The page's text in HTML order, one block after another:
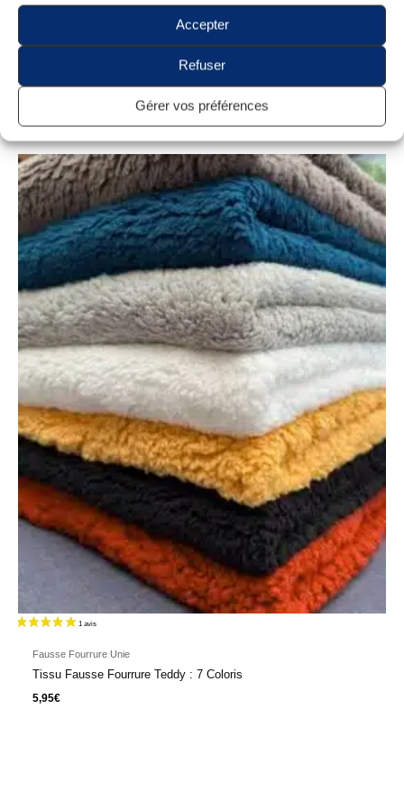
Accepter
Refuser
Gérer vos préférences
23 avis
Fausse Fourrure Unie
Tissu Fausse Fourrure Teddy : 7 Coloris
5,95€